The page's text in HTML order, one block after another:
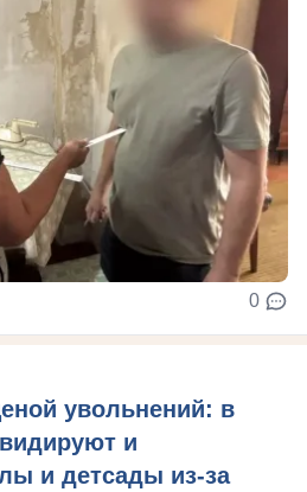
0
увольнений: в
и
и детсады из-за